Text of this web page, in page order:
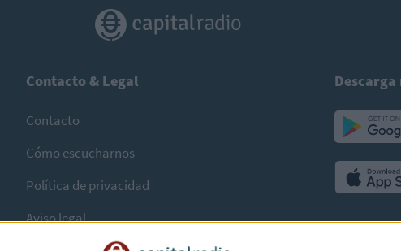
Contacto & Legal
Contacto
Cómo escucharnos
Política de privacidad
Aviso legal
Descarga